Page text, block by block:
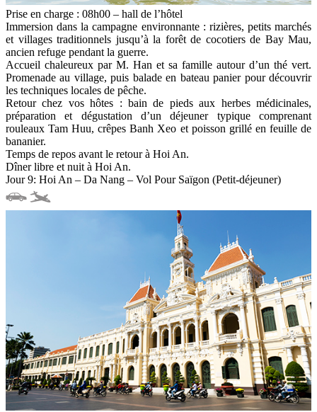
Prise en charge : 08h00 – hall de l’hôtel
Immersion dans la campagne environnante : rizières, petits marchés
et villages traditionnels jusqu’à la forêt de cocotiers de Bay Mau,
ancien refuge pendant la guerre.
Accueil chaleureux par M. Han et sa famille autour d’un thé vert.
Promenade au village, puis balade en bateau panier pour découvrir
les techniques locales de pêche.
Retour chez vos hôtes : bain de pieds aux herbes médicinales,
préparation et dégustation d’un déjeuner typique comprenant
rouleaux Tam Huu, crêpes Banh Xeo et poisson grillé en feuille de
bananier.
Temps de repos avant le retour à Hoi An.
Dîner libre et nuit à Hoi An.
Jour 9: Hoi An – Da Nang – Vol Pour Saïgon (Petit-déjeuner)